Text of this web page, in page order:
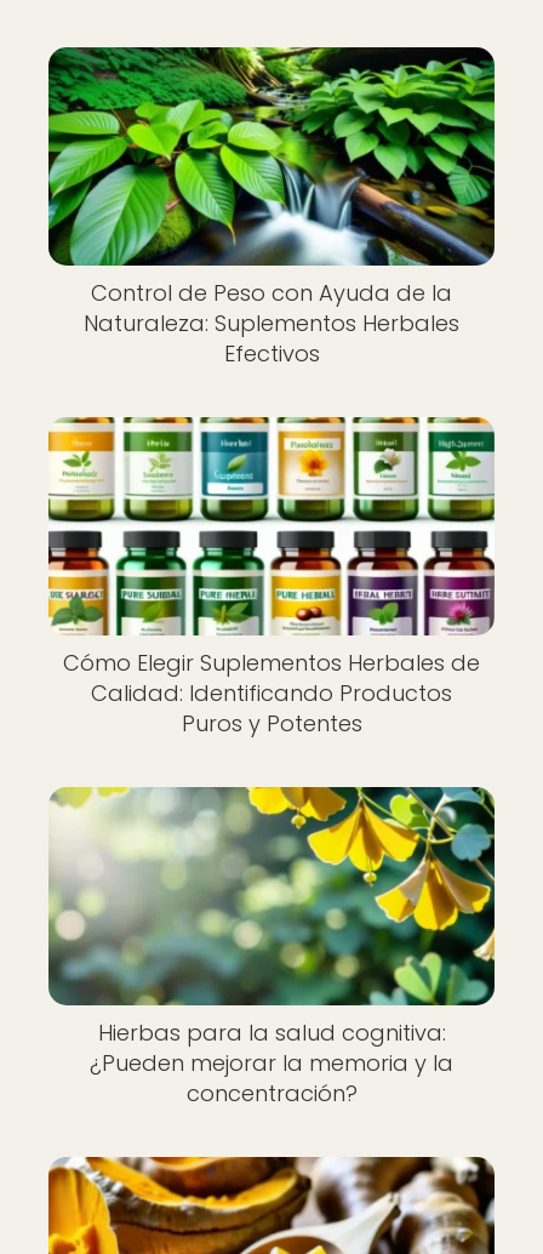
Control de Peso con Ayuda de la
Naturaleza: Suplementos Herbales
Efectivos
Cómo Elegir Suplementos Herbales de
Calidad: Identificando Productos
Puros y Potentes
Hierbas para la salud cognitiva:
¿Pueden mejorar la memoria y la
concentración?